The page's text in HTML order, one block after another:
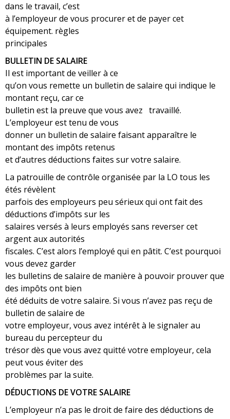
dans le travail, c’est
à l’employeur de vous procurer et de payer cet
équipement. règles
principales
BULLETIN DE SALAIRE
Il est important de veiller à ce
qu’on vous remette un bulletin de salaire qui indique le
montant reçu, car ce
bulletin est la preuve que vous avez travaillé.
L’employeur est tenu de vous
donner un bulletin de salaire faisant apparaître le
montant des impôts retenus
et d’autres déductions faites sur votre salaire.
La patrouille de contrôle organisée par la LO tous les
étés révèlent
parfois des employeurs peu sérieux qui ont fait des
déductions d’impôts sur les
salaires versés à leurs employés sans reverser cet
argent aux autorités
fiscales. C’est alors l’employé qui en pâtit. C’est pourquoi
vous devez garder
les bulletins de salaire de manière à pouvoir prouver que
des impôts ont bien
été déduits de votre salaire. Si vous n’avez pas reçu de
bulletin de salaire de
votre employeur, vous avez intérêt à le signaler au
bureau du percepteur du
trésor dès que vous avez quitté votre employeur, cela
peut vous éviter des
problèmes par la suite.
DÉDUCTIONS DE VOTRE SALAIRE
L’employeur n’a pas le droit de faire des déductions de